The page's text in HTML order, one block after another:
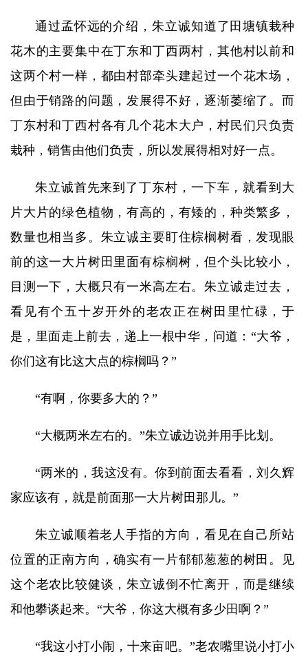
通过孟怀远的介绍，朱立诚知道了田塘镇栽种
花木的主要集中在丁东和丁西两村，其他村以前和
这两个村一样，都由村部牵头建起过一个花木场，
但由于销路的问题，发展得不好，逐渐萎缩了。而
丁东村和丁西村各有几个花木大户，村民们只负责
栽种，销售由他们负责，所以发展得相对好一点。
朱立诚首先来到了丁东村，一下车，就看到大
片大片的绿色植物，有高的，有矮的，种类繁多，
数量也相当多。朱立诚主要盯住棕榈树看，发现眼
前的这一大片树田里面有棕榈树，但个头比较小，
目测一下，大概只有一米高左右。朱立诚走过去，
看见有个五十岁开外的老农正在树田里忙碌，于
是，里面走上前去，递上一根中华，问道：“大爷，
你们这有比这大点的棕榈吗？”
“有啊，你要多大的？”
“大概两米左右的。”朱立诚边说并用手比划。
“两米的，我这没有。你到前面去看看，刘久辉
家应该有，就是前面那一大片树田那儿。”
朱立诚顺着老人手指的方向，看见在自己所站
位置的正南方向，确实有一片郁郁葱葱的树田。见
这个老农比较健谈，朱立诚倒不忙离开，而是继续
和他攀谈起来。“大爷，你这大概有多少田啊？”
“我这小打小闹，十来亩吧。”老农嘴里说小打小